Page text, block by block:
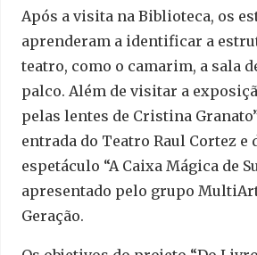
Após a visita na Biblioteca, os
aprenderam a identificar a
teatro, como o camarim, a sala
palco. Além de visitar a
pelas lentes de Cristina
entrada do Teatro Raul Cortez e
espetáculo “A Caixa Mágica de
apresentado pelo grupo
Geração.